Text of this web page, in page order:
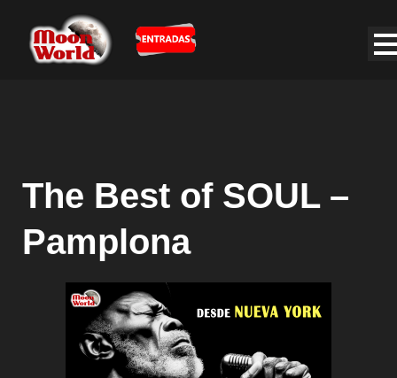
The Best of SOUL –
Pamplona